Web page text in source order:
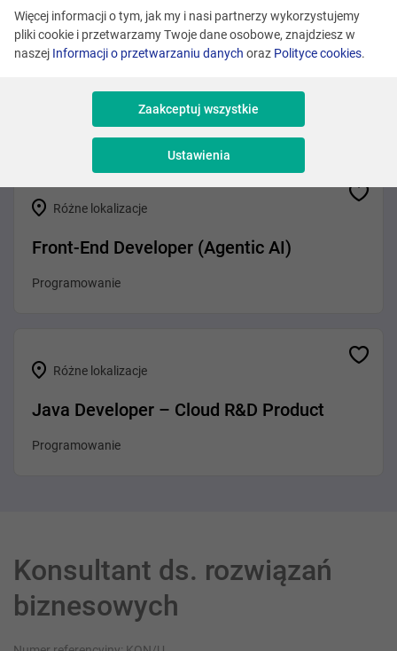
Różne lokalizacje
Różne lokalizacje
Front-End Developer (Agentic AI)
Programowanie
Różne lokalizacje
Java Developer – Cloud R&D Product
Programowanie
Konsultant ds. rozwiązań
biznesowych
Więcej informacji o tym, jak my i nasi partnerzy wykorzystujemy
pliki cookie i przetwarzamy Twoje dane osobowe, znajdziesz w
naszej Informacji o przetwarzaniu danych oraz Polityce cookies.
Zaakceptuj wszystkie
Ustawienia